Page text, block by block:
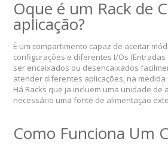
Oque é um Rack de
aplicação?
É um compartimento capaz de aceitar
configurações e diferentes I/Os (Entradas
ser encaixados ou desencaixados
atender diferentes aplicações, na
Há Racks que ja incluem uma unidade de
necessário uma fonte de alimentação
Como Funciona Um